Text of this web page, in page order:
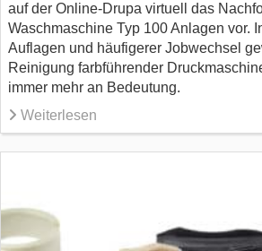
auf der Online-Drupa virtuell das
Waschmaschine Typ 100 Anlagen vor.
Auflagen und häufigerer Jobwechsel
Reinigung farbführender
immer mehr an Bedeutung.
Weiterlesen